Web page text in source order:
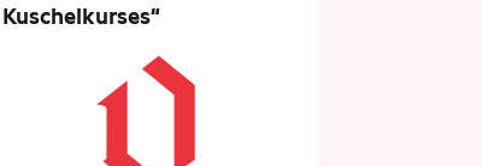
Kuschelkurses“